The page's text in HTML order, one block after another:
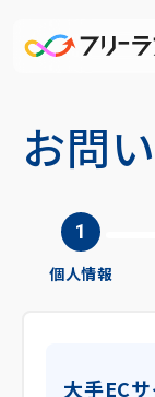
お問
個人情報
大手EC